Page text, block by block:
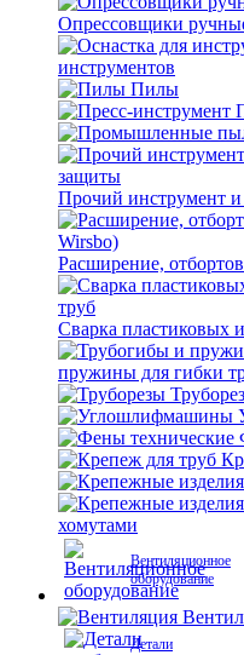
Опрессовщики
инструментов
Пилы
Прочий инструмент
Расширение,
Сварка пластиковых
пружины для гибки
хомутами
Вентиляционное
оборудование
Детали